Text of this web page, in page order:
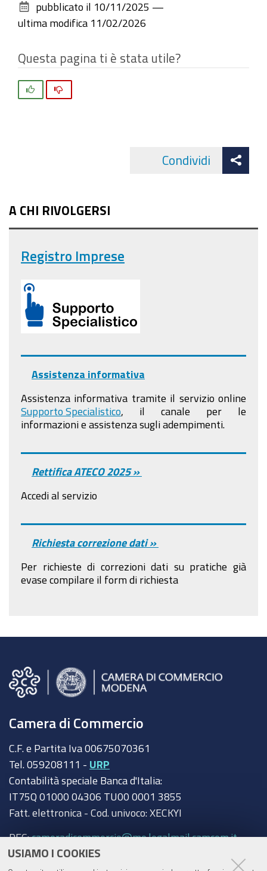
USIAMO I COOKIES
documento
pubblicato il 10/11/2025 —
ultima modifica 11/02/2026
Questa pagina ti è stata utile?
Condividi
A CHI RIVOLGERSI
Registro Imprese
Assistenza informativa
Assistenza informativa tramite il servizio online
Supporto Specialistico , il canale per le
informazioni e assistenza sugli adempimenti.
Rettifica ATECO 2025 »
Accedi al servizio
Richiesta correzione dati »
Per richieste di correzioni dati su pratiche già
evase compilare il form di richiesta
Camera di Commercio
C.F. e Partita Iva 00675070361
Tel. 059208111 - URP
Contabilità speciale Banca d'Italia:
IT75Q 01000 04306 TU00 0001 3855
Fatt. elettronica - Cod. univoco: XECKYI
PEC:cameradicommercio@mo.legalmail.camcom.it
Trasparenza